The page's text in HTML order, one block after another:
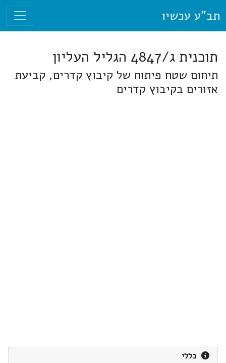
תב"ע עכשיו
תוכנית ג/4847 הגליל העליון
תיחום שטח פיתוח של קיבוץ קדרים, קביעת
אזורים בקיבוץ קדרים
כללי